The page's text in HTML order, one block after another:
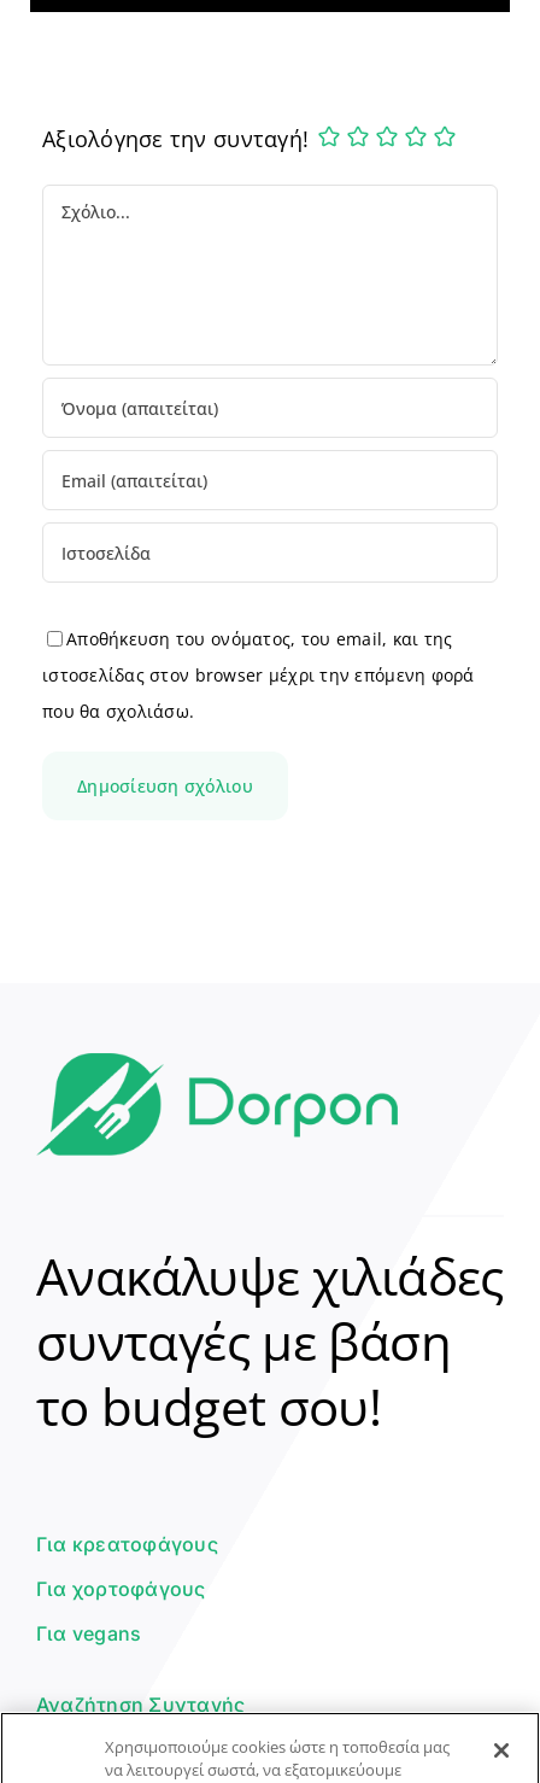
Αξιολόγησε την συνταγή!
Comment
Αποθήκευση του ονόματος, του email, και της
ιστοσελίδας στον browser μέχρι την επόμενη φορά
που θα σχολιάσω.
Ανακάλυψε χιλιάδες
συνταγές με βάση
το budget σου!
Για κρεατοφάγους
Για χορτοφάγους
Για vegans
Αναζήτηση Συνταγής
Υποβολή Συνταγής
Χρησιμοποιούμε cookies ώστε η τοποθεσία μας
να λειτουργεί σωστά, να εξατομικεύουμε